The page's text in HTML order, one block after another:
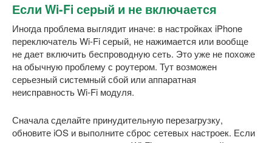
Если Wi-Fi серый и не включается
Иногда проблема выглядит иначе: в настройках iPhone
переключатель Wi-Fi серый, не нажимается или вообще
не дает включить беспроводную сеть. Это уже не похоже
на обычную проблему с роутером. Тут возможен
серьезный системный сбой или аппаратная
неисправность Wi-Fi модуля.
Сначала сделайте принудительную перезагрузку,
обновите iOS и выполните сброс сетевых настроек. Если